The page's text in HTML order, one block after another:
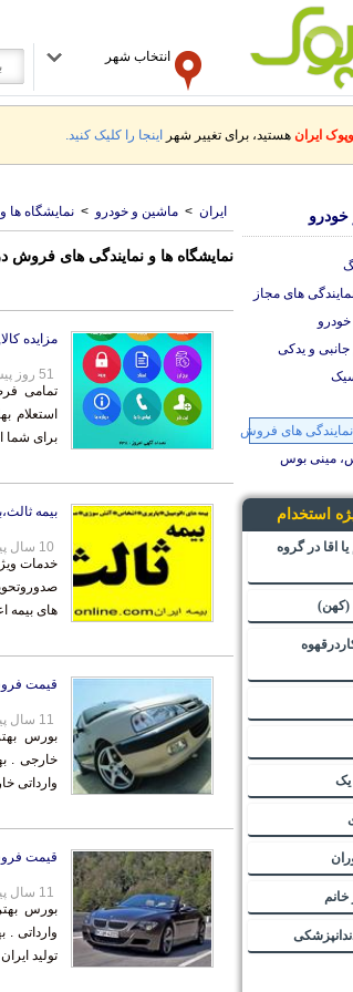
انتخاب شهر
ایران هستید، برای تغییر شهر اینجا را کلیک کنید.
ایران > ماشین و خودرو > نمایشگاه ها
نمایشگاه ها و نمایندگی های فروش
مزایده
تمامی
استعلام
برای شما
51 روز پیش
بیمه
خدمات
های بیمه
10 سال پیش
قیمت
بورس
خارجی .
وارداتی
11 سال پیش
قیمت
بورس
وارداتی .
تولید
11 سال پیش
های مجاز
و یدکی
نمایندگی های فروش
مینی بوس
استخدام
اقا در گروه
(کهن)
یک
خانم